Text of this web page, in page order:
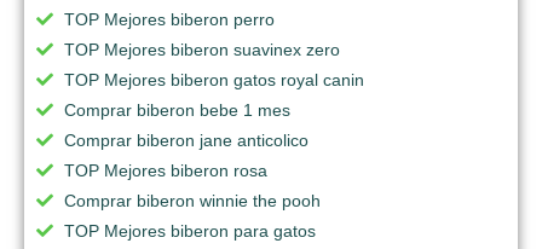
TOP Mejores biberon perro
TOP Mejores biberon suavinex zero
TOP Mejores biberon gatos royal canin
Comprar biberon bebe 1 mes
Comprar biberon jane anticolico
TOP Mejores biberon rosa
Comprar biberon winnie the pooh
TOP Mejores biberon para gatos